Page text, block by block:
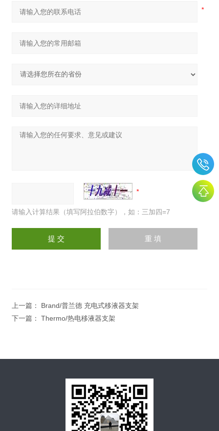
请输入计算结果（填写阿拉伯数字），如：三加四=7
上一篇： Brand/普兰德 充电式移液器支架
下一篇： Thermo/热电移液器支架